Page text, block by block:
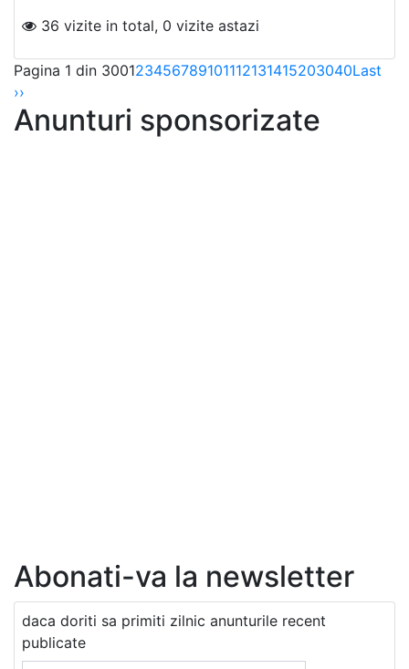
36 vizite in total, 0 vizite astazi
Pagina 1 din 300123456789101112131415203040Last
››
Anunturi sponsorizate
Abonati-va la newsletter
daca doriti sa primiti zilnic anunturile recent
publicate